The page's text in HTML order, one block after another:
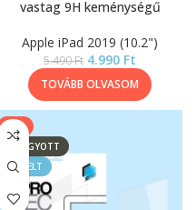
vastag 9H keménységű
Apple iPad 2019 (10.2")
5.490Ft 4.990 Ft
TOVÁBB OLVASOM
-9%
ELFOGYOTT
KIEMELT